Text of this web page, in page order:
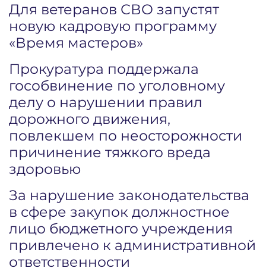
Для ветеранов СВО запустят
новую кадровую программу
«Время мастеров»
Прокуратура поддержала
гособвинение по уголовному
делу о нарушении правил
дорожного движения,
повлекшем по неосторожности
причинение тяжкого вреда
здоровью
За нарушение законодательства
в сфере закупок должностное
лицо бюджетного учреждения
привлечено к административной
ответственности